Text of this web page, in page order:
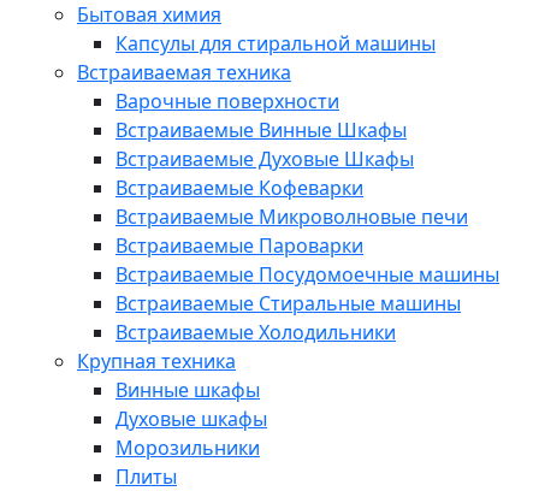
Бытовая химия
Капсулы для стиральной машины
Встраиваемая техника
Варочные поверхности
Встраиваемые Винные Шкафы
Встраиваемые Духовые Шкафы
Встраиваемые Кофеварки
Встраиваемые Микроволновые печи
Встраиваемые Пароварки
Встраиваемые Посудомоечные машины
Встраиваемые Стиральные машины
Встраиваемые Холодильники
Крупная техника
Винные шкафы
Духовые шкафы
Морозильники
Плиты